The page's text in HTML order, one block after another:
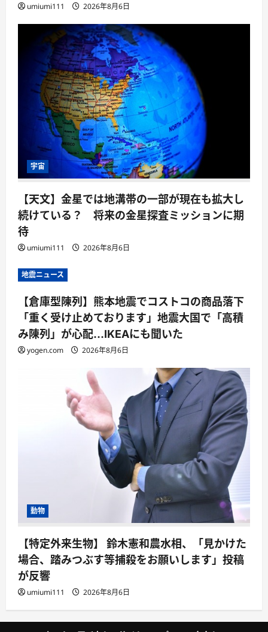
umiumi111 2026年8月6日
宇宙
【天文】金星では地溝帯の一部が現在も拡大し
続けている？ 将来の金星探査ミッションに期
待
umiumi111 2026年8月6日
地震ニュース
【倉庫型陳列】熊本地震でコストコの商品落下
「重く受け止めております」地震大国で「高積
み陳列」が心配…IKEAにも聞いた
yogen.com 2026年8月6日
動物
【特定外来生物】 鈴木憲和農水相、「見かけた
場合、踏みつぶす等捕殺をお願いします」投稿
が反響
umiumi111 2026年8月6日